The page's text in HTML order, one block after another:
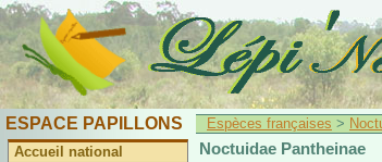
ESPACE PAPILLONS
Accueil national
Espèces françaises >
Noctuidae Pantheinae